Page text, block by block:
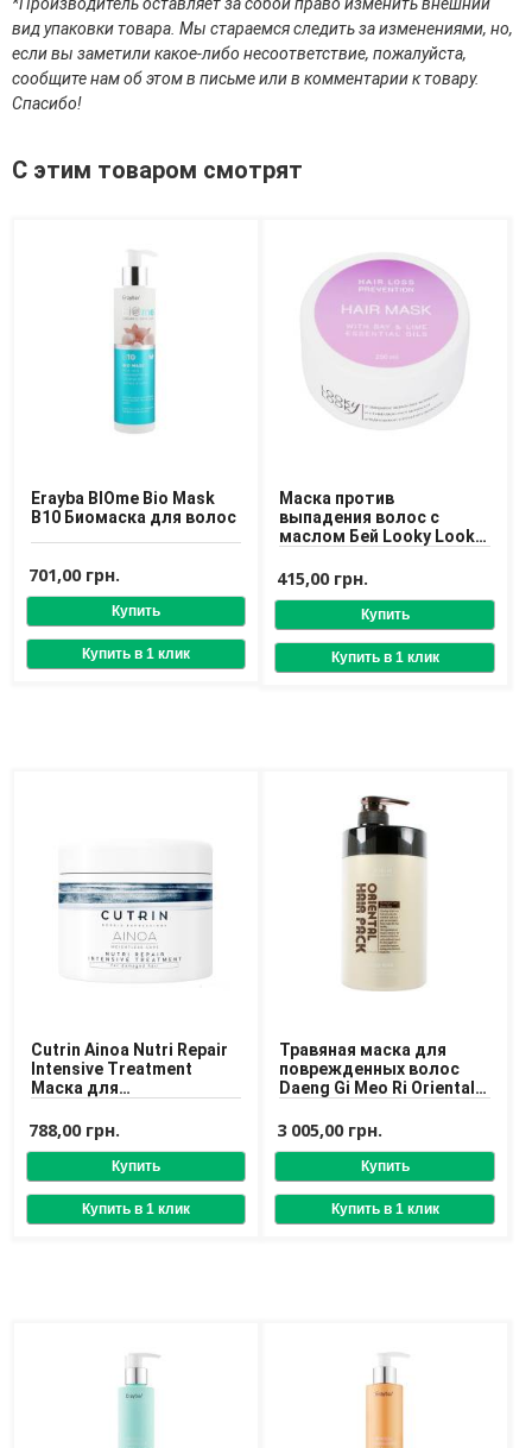
Средства для депиляции
Туалетная вода для тела
Уход для ног
Уход для рук
Для бороды и усов
Уход для тела
Уход за мужскими волосами
О Магазине
Контакты
Отзывы
Оплата
Возврат товара
вид упаковки товара. Мы стараемся следить за изменениями, но,
если вы заметили какое-либо несоответствие, пожалуйста,
сообщите нам об этом в письме или в комментарии к товару.
Спасибо!
С этим товаром смотрят
Erayba BIOme Bio Mask
B10 Биомаска для волос
701,00 грн.
Маска против
выпадения волос с
маслом Бей Looky Look
Mask 250 ml
415,00 грн.
Cutrin Ainoa Nutri Repair
Intensive Treatment
Маска для
788,00 грн.
Травяная маска для
поврежденных волос
Daeng Gi Meo Ri Oriental
Hair 1000 ml
3 005,00 грн.